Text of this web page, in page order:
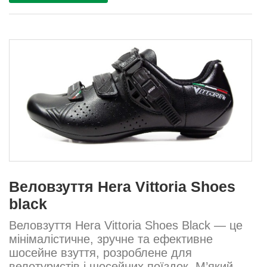
перфорований поліуретан Вага: 258 г
Веловзуття Hera Vittoria Shoes
black
Веловзуття Hera Vittoria Shoes Black — це
мінімалістичне, зручне та ефективне
шосейне взуття, розроблене для